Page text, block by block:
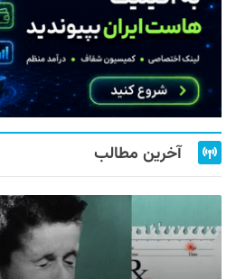
آخرین مطالب